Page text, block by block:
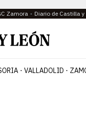
Zamora Diario de Castilla
VALLADOLID